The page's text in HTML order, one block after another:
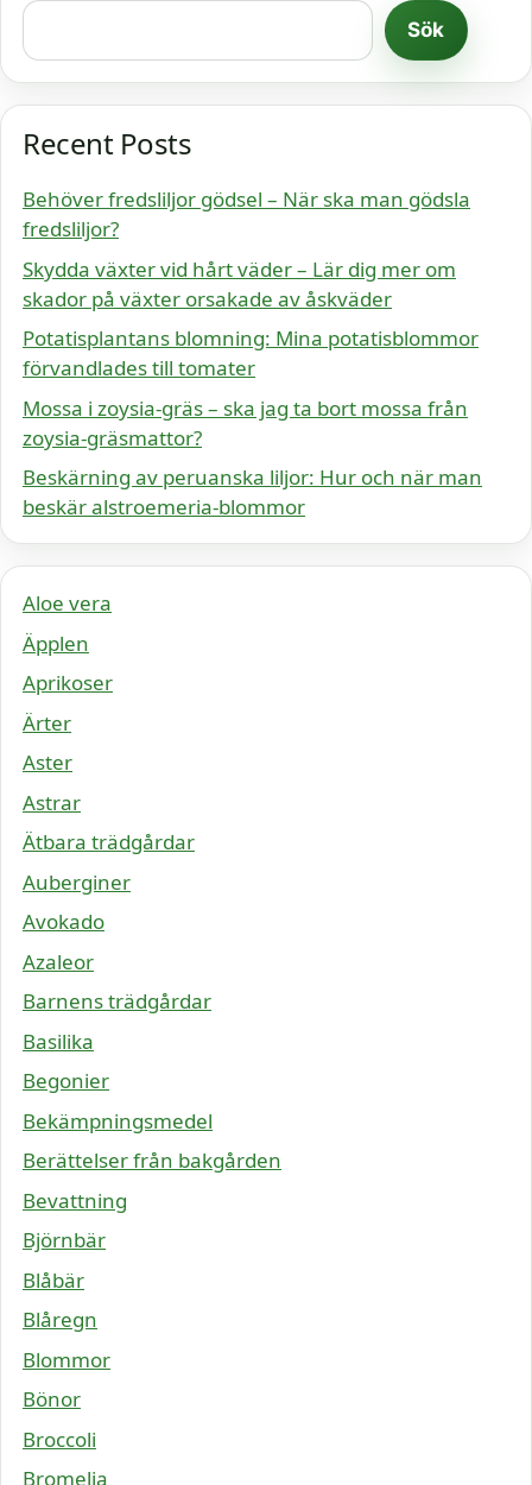
Sök
Recent Posts
Behöver fredsliljor gödsel – När ska man gödsla
fredsliljor?
Skydda växter vid hårt väder – Lär dig mer om
skador på växter orsakade av åskväder
Potatisplantans blomning: Mina potatisblommor
förvandlades till tomater
Mossa i zoysia-gräs – ska jag ta bort mossa från
zoysia-gräsmattor?
Beskärning av peruanska liljor: Hur och när man
beskär alstroemeria-blommor
Aloe vera
Äpplen
Aprikoser
Ärter
Aster
Astrar
Ätbara trädgårdar
Auberginer
Avokado
Azaleor
Barnens trädgårdar
Basilika
Begonier
Bekämpningsmedel
Berättelser från bakgården
Bevattning
Björnbär
Blåbär
Blåregn
Blommor
Bönor
Broccoli
Bromelia